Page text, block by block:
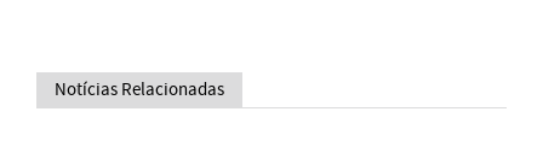
Notícias Relacionadas